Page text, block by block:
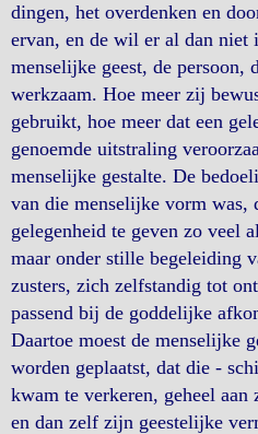
dingen, het overdenken en
ervan, en de wil er al dan niet
menselijke geest, de persoon,
werkzaam. Hoe meer zij
gebruikt, hoe meer dat een
genoemde uitstraling
menselijke gestalte. De
van die menselijke vorm was,
gelegenheid te geven zo veel
maar onder stille begeleiding
zusters, zich zelfstandig tot
passend bij de goddelijke
Daartoe moest de menselijke
worden geplaatst, dat die -
kwam te verkeren, geheel
en dan zelf zijn geestelijke